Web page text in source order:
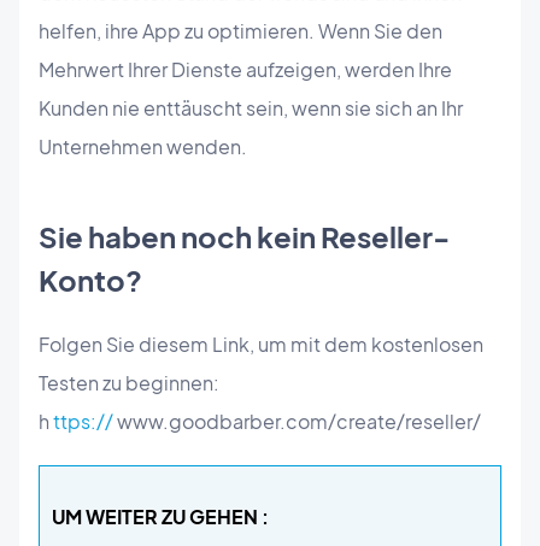
helfen, ihre App zu optimieren. Wenn Sie den
Mehrwert Ihrer Dienste aufzeigen, werden Ihre
Kunden nie enttäuscht sein, wenn sie sich an Ihr
Unternehmen wenden.
Sie haben noch kein Reseller-
Konto?
Folgen Sie diesem Link, um mit dem kostenlosen
Testen zu beginnen:
https://www.goodbarber.com/create/reseller/
UM WEITER ZU GEHEN :